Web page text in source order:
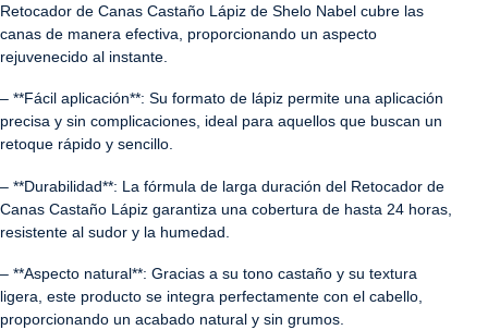
Retocador de Canas Castaño Lápiz de Shelo Nabel cubre las
canas de manera efectiva, proporcionando un aspecto
rejuvenecido al instante.
– **Fácil aplicación**: Su formato de lápiz permite una aplicación
precisa y sin complicaciones, ideal para aquellos que buscan un
retoque rápido y sencillo.
– **Durabilidad**: La fórmula de larga duración del Retocador de
Canas Castaño Lápiz garantiza una cobertura de hasta 24 horas,
resistente al sudor y la humedad.
– **Aspecto natural**: Gracias a su tono castaño y su textura
ligera, este producto se integra perfectamente con el cabello,
proporcionando un acabado natural y sin grumos.